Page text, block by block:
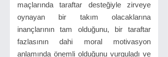
maçlarında taraftar desteğiyle zirveye
oynayan bir takım olacaklarına
inançlarının tam olduğunu, bir taraftar
fazlasının dahi moral motivasyon
anlamında önemli olduğunu vurguladı ve